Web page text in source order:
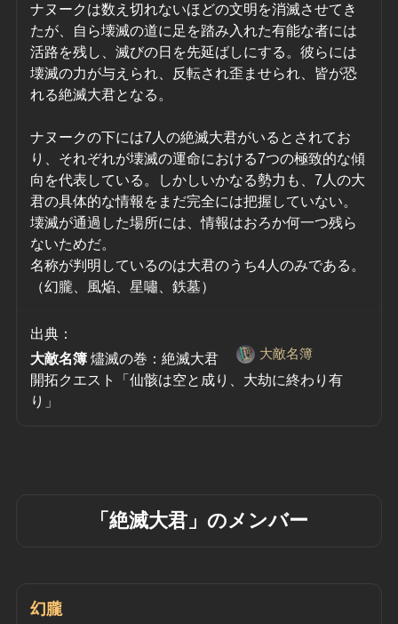
ナヌークは数え切れないほどの文明を消滅させてき
たが、自ら壊滅の道に足を踏み入れた有能な者には
活路を残し、滅びの日を先延ばしにする。彼らには
壊滅の力が与えられ、反転され歪ませられ、皆が恐
れる絶滅大君となる。
ナヌークの下には7人の絶滅大君がいるとされてお
り、それぞれが壊滅の運命における7つの極致的な傾
向を代表している。しかしいかなる勢力も、7人の大
君の具体的な情報をまだ完全には把握していない。
壊滅が通過した場所には、情報はおろか何一つ残ら
ないためだ。
名称が判明しているのは大君のうち4人のみである。
（幻朧、風焔、星嘯、鉄墓）
出典：
大敵名簿 燼滅の巻：絶滅大君
大敵名簿
開拓クエスト「仙骸は空と成り、大劫に終わり有
り」
「絶滅大君」のメンバー
幻朧